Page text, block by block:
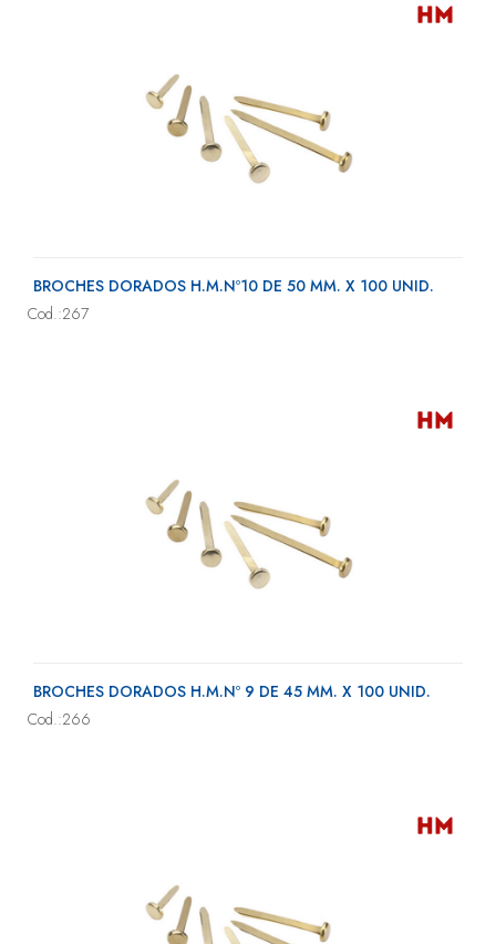
BROCHES DORADOS H.M.Nº10 DE 50 MM. X 100 UNID.
Cod.:267
BROCHES DORADOS H.M.Nº 9 DE 45 MM. X 100 UNID.
Cod.:266